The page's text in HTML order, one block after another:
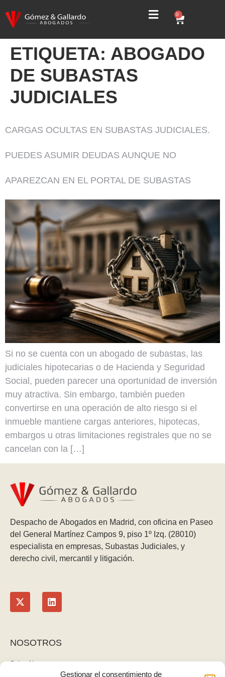
Gestionar el consentimiento de
0
ETIQUETA: ABOGADO
DE SUBASTAS
JUDICIALES
CARGAS OCULTAS EN SUBASTAS JUDICIALES.
PUEDES ASUMIR DEUDAS AUNQUE NO
APAREZCAN EN EL PORTAL DE SUBASTAS
Si no se cuenta con un abogado de subastas, las
judiciales hipotecarias o de Hacienda y Seguridad
Social, pueden parecer una oportunidad de inversión
muy atractiva. Sin embargo, también pueden
convertirse en una operación de alto riesgo si el
inmueble mantiene cargas anteriores, hipotecas,
embargos u otras limitaciones registrales que no se
cancelan con la […]
Despacho de Abogados en Madrid, con oficina en Paseo
del General Martínez Campos 9, piso 1º Izq. (28010)
especialista en empresas, Subastas Judiciales, y
derecho civil, mercantil y litigación.
NOSOTROS
Sobre Nosotros